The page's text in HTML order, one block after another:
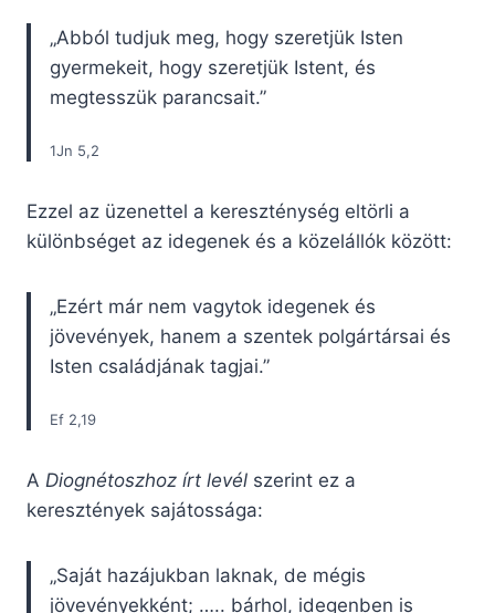
„Abból tudjuk meg, hogy szeretjük Isten
gyermekeit, hogy szeretjük Istent, és
megtesszük parancsait.”
1Jn 5,2
Ezzel az üzenettel a kereszténység eltörli a
különbséget az idegenek és a közelállók között:
„Ezért már nem vagytok idegenek és
jövevények, hanem a szentek polgártársai és
Isten családjának tagjai.”
Ef 2,19
A Diognétoszhoz írt levél szerint ez a
keresztények sajátossága:
„Saját hazájukban laknak, de mégis
jövevényekként; ….. bárhol, idegenben is